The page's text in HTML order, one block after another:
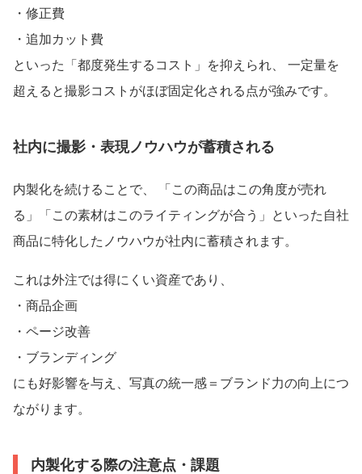
・修正費
・追加カット費
といった「都度発生するコスト」を抑えられ、 一定量を
超えると撮影コストがほぼ固定化される点が強みです。
社内に撮影・表現ノウハウが蓄積される
内製化を続けることで、 「この商品はこの角度が売れ
る」「この素材はこのライティングが合う」といった自社
商品に特化したノウハウが社内に蓄積されます。
これは外注では得にくい資産であり、
・商品企画
・ページ改善
・ブランディング
にも好影響を与え、写真の統一感＝ブランド力の向上につ
ながります。
内製化する際の注意点・課題